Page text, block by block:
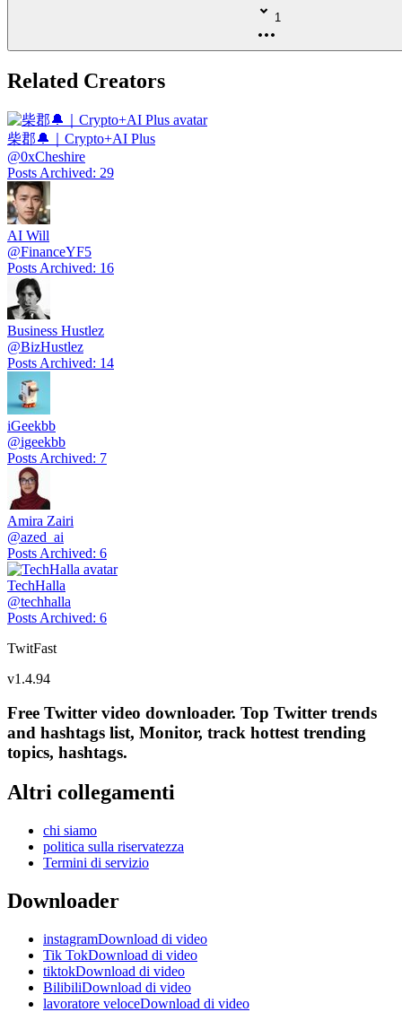
1
Related Creators
柴郡🔔｜Crypto+AI Plus
@0xCheshire
Posts Archived: 29
AI Will
@FinanceYF5
Posts Archived: 16
Business Hustlez
@BizHustlez
Posts Archived: 14
iGeekbb
@igeekbb
Posts Archived: 7
Amira Zairi
@azed_ai
Posts Archived: 6
TechHalla
@techhalla
Posts Archived: 6
TwitFast
v1.4.94
Free Twitter video downloader. Top Twitter trends
and hashtags list, Monitor, track hottest trending
topics, hashtags.
Altri collegamenti
chi siamo
politica sulla riservatezza
Termini di servizio
Downloader
instagramDownload di video
Tik TokDownload di video
tiktokDownload di video
BilibiliDownload di video
lavoratore veloceDownload di video